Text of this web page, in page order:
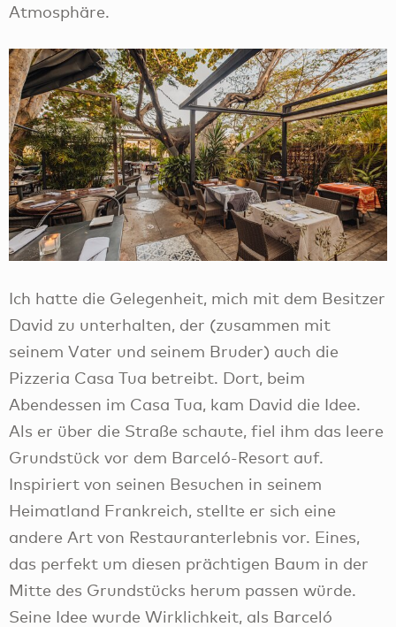
Atmosphäre.
Ich hatte die Gelegenheit, mich mit dem Besitzer
David zu unterhalten, der (zusammen mit
seinem Vater und seinem Bruder) auch die
Pizzeria Casa Tua betreibt. Dort, beim
Abendessen im Casa Tua, kam David die Idee.
Als er über die Straße schaute, fiel ihm das leere
Grundstück vor dem Barceló-Resort auf.
Inspiriert von seinen Besuchen in seinem
Heimatland Frankreich, stellte er sich eine
andere Art von Restauranterlebnis vor. Eines,
das perfekt um diesen prächtigen Baum in der
Mitte des Grundstücks herum passen würde.
Seine Idee wurde Wirklichkeit, als Barceló